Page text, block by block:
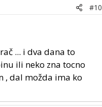
#10
... i dva dana to
ili neko zna tocno
, dal možda ima ko